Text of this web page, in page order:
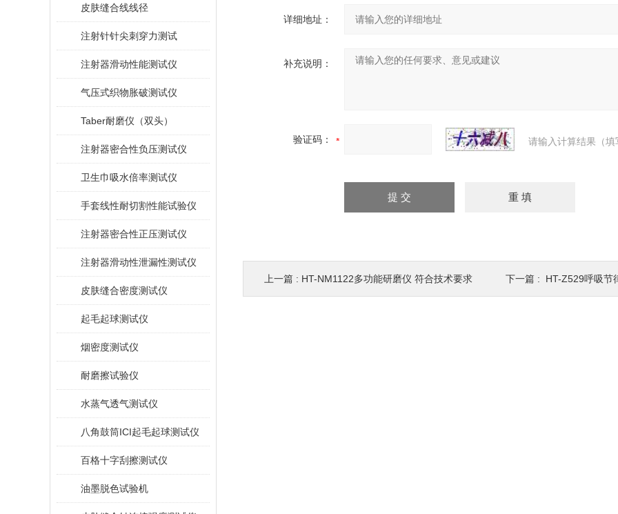
皮肤缝合线线径
注射针针尖刺穿力测试
注射器滑动性能测试仪
气压式织物胀破测试仪
Taber耐磨仪（双头）
注射器密合性负压测试仪
卫生巾吸水倍率测试仪
手套线性耐切割性能试验仪
注射器密合性正压测试仪
注射器滑动性泄漏性测试仪
皮肤缝合密度测试仪
起毛起球测试仪
烟密度测试仪
耐磨擦试验仪
水蒸气透气测试仪
八角鼓筒ICI起毛起球测试仪
百格十字刮擦测试仪
油墨脱色试验机
详细地址：
补充说明：
验证码： 请输入计算结果（
上一篇 : HT-NM1122多功能研磨仪 符合技术要求 下一篇 : HT-Z529呼吸节